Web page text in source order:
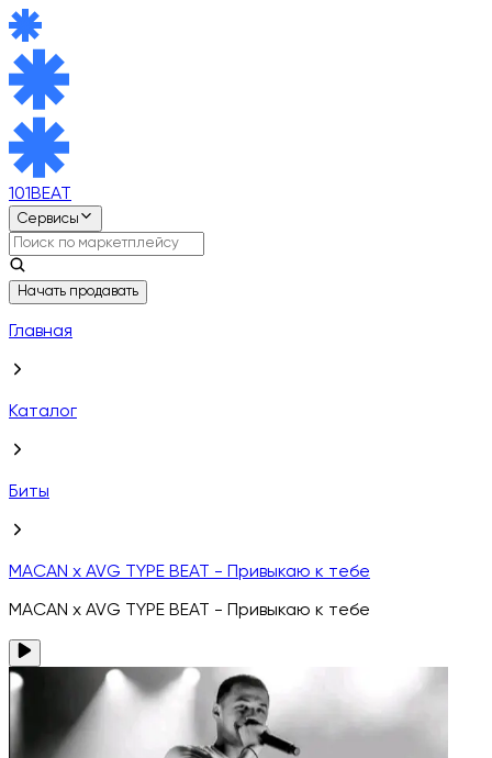
101BEAT
Сервисы
Начать продавать
Главная
Каталог
Биты
MACAN x AVG TYPE BEAT - Привыкаю к тебе
MACAN x AVG TYPE BEAT - Привыкаю к тебе